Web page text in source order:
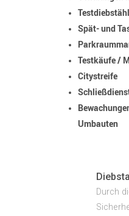
Spät- und
Testkäufe /
Citystreife
Umbauten
Durch